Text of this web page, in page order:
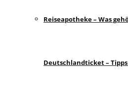
Reiseapotheke – Was
Deutschlandticket –